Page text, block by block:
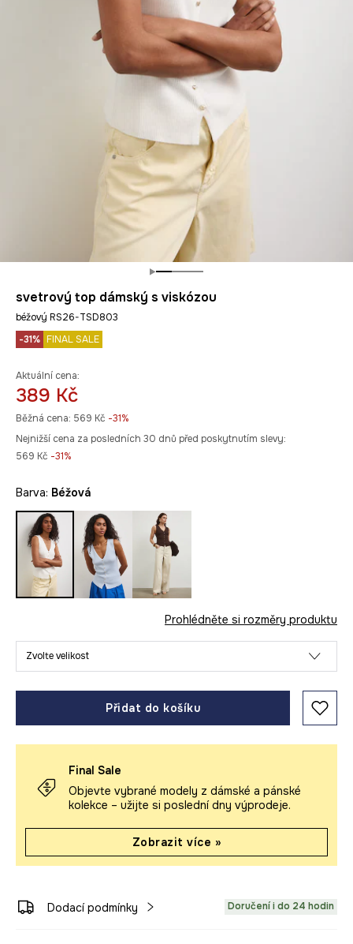
svetrový top dámský s viskózou
béžový RS26-TSD803
-31% FINAL SALE
Aktuální cena:
389 Kč
Běžná cena: 569 Kč -31%
Nejnižší cena za posledních 30 dnů před poskytnutím slevy:
569 Kč -31%
Barva: béžová
Prohlédněte si rozměry produktu
Zvolte velikost
Přidat do košíku
Final Sale
Objevte vybrané modely z dámské a pánské
kolekce – užijte si poslední dny výprodeje.
Zobrazit více »
Dodací podmínky Doručení i do 24 hodin